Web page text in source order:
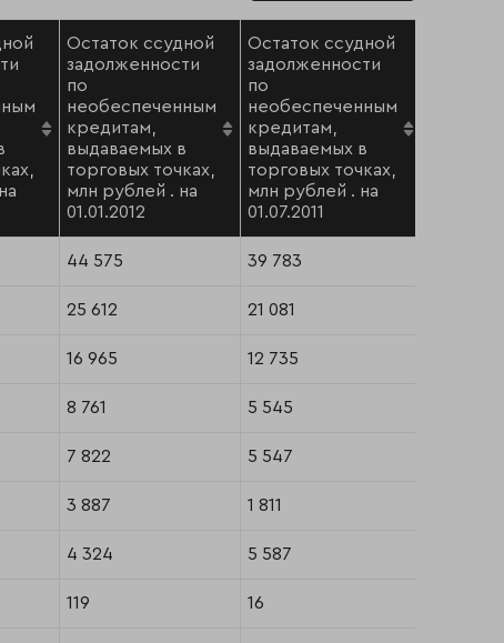
Остаток ссудной
задолженности
по
необеспеченным
кредитам,
выдаваемых в
торговых точках,
млн рублей . на
01.01.2012
Остаток ссудной
задолженности
по
необеспеченным
кредитам,
выдаваемых в
торговых точках,
млн рублей . на
01.07.2011
44 575 39 783
25 612 21 081
16 965 12 735
8 761 5 545
7 822 5 547
3 887 1 811
4 324 5 587
119 16